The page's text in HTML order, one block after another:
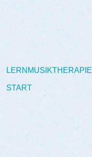
LERNMUSIKTHERAPIE
START